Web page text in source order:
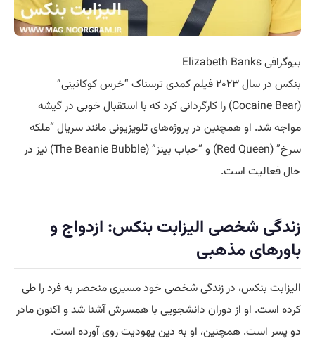
بیوگرافی Elizabeth Banks
بنکس در سال ۲۰۲۳ فیلم کمدی ترسناک “خرس کوکائینی”
(Cocaine Bear) را کارگردانی کرد که با استقبال خوبی در گیشه
مواجه شد. او همچنین در پروژه‌های تلویزیونی مانند سریال “ملکه
سرخ” (Red Queen) و “حباب بینز” (The Beanie Bubble) نیز در
حال فعالیت است.
زندگی شخصی الیزابت بنکس: ازدواج و
باورهای مذهبی
الیزابت بنکس، در زندگی شخصی خود مسیری منحصر به فرد را طی
کرده است. او از دوران دانشجویی با همسرش آشنا شد و اکنون مادر
دو پسر است. همچنین، او به دین یهودیت روی آورده است.